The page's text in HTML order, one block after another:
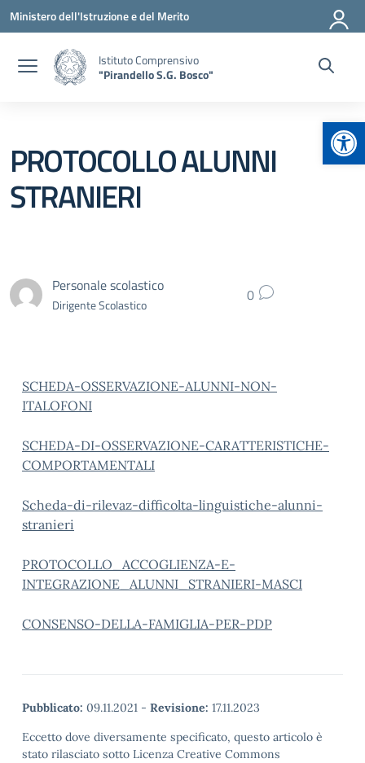
Vai ai contenuti
Vai al menu di navigazione
Vai al footer
Ministero dell'Istruzione e del Merito
Istituto Comprensivo
"Pirandello S.G. Bosco"
PROTOCOLLO ALUNNI
STRANIERI
Personale scolastico
Dirigente Scolastico 0
SCHEDA-OSSERVAZIONE-ALUNNI-NON-
ITALOFONI
SCHEDA-DI-OSSERVAZIONE-CARATTERISTICHE-
COMPORTAMENTALI
Scheda-di-rilevaz-difficolta-linguistiche-alunni-
stranieri
PROTOCOLLO_ACCOGLIENZA-E-
INTEGRAZIONE_ALUNNI_STRANIERI-MASCI
CONSENSO-DELLA-FAMIGLIA-PER-PDP
Pubblicato: 09.11.2021 - Revisione: 17.11.2023
Eccetto dove diversamente specificato, questo articolo è
stato rilasciato sotto Licenza Creative Commons